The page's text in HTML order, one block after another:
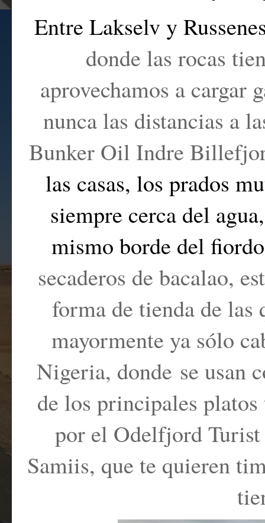
Entre Lakselv y
donde las rocas
aprovechamos a cargar
nunca las distancias a
Bunker Oil Indre
las casas, los prados
siempre cerca del
mismo borde del
secaderos de bacalao,
forma de tienda de las
mayormente ya sólo
Nigeria, donde se usan
de los principales platos
por el Odelfjord Turist
Samiis, que te quieren